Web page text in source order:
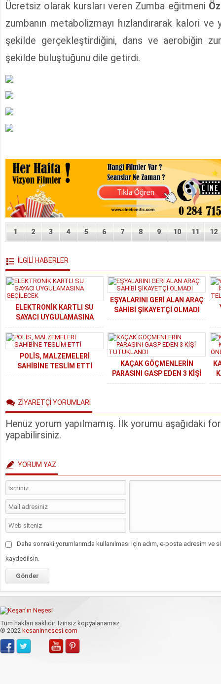
Ücretsiz olarak kursları veren Zumba eğitmeni
zumbanın metabolizmayı hızlandırarak kalori ve
şekilde gerçekleştirdiğini, dans ve aerobiğin
şekilde buluştuğunu dile getirdi.
1 2 3 4 5 6 7 8 9 10 11 12
İLGİLİ HABERLER
ELEKTRONİK KARTLI SU
SAYACI UYGULAMASINA
GEÇİLECEK
EŞYALARINI GERİ ALAN ARAÇ
SAHİBİ ŞİKAYETÇİ OLMADI
POLİS, MALZEMELERİ
SAHİBİNE TESLİM ETTİ
KAÇAK GÖÇMENLERİN
PARASINI GASP EDEN 3 KİŞİ
TUTUKLANDI
ZİYARETÇİ YORUMLARI
Henüz yorum yapılmamış. İlk yorumu aşağıdaki
yapabilirsiniz.
YORUM YAZ
Daha sonraki yorumlarımda kullanılması için adım, e-posta adresim ve
kaydedilsin.
Tüm hakları saklıdır. İzinsiz kopyalanamaz.
® 2022 kesaninnesesi.com